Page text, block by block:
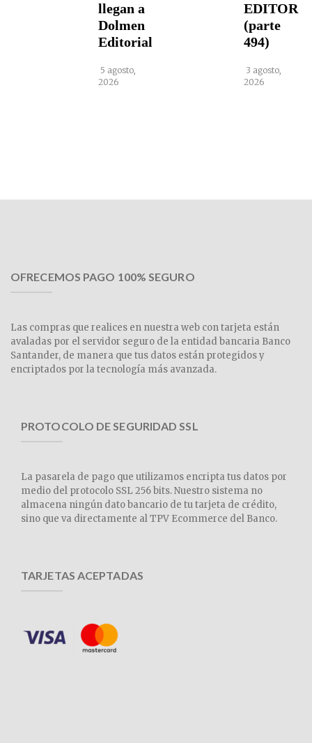
llegan a
Dolmen
Editorial
5 agosto,
2026
EDITOR
(parte
494)
3 agosto,
2026
OFRECEMOS PAGO 100% SEGURO
Las compras que realices en nuestra web con tarjeta están
avaladas por el servidor seguro de la entidad bancaria Banco
Santander, de manera que tus datos están protegidos y
encriptados por la tecnología más avanzada.
PROTOCOLO DE SEGURIDAD SSL
La pasarela de pago que utilizamos encripta tus datos por
medio del protocolo SSL 256 bits. Nuestro sistema no
almacena ningún dato bancario de tu tarjeta de crédito,
sino que va directamente al TPV Ecommerce del Banco.
TARJETAS ACEPTADAS